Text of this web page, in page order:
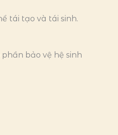
tái tạo và tái sinh.
bảo vệ hệ sinh